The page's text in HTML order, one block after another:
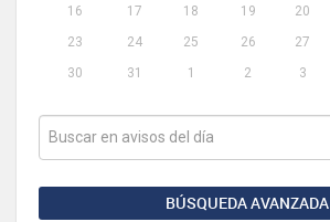
16
17 18 19 20
23
24 25 26 27
30
31 1 2 3
BÚSQUEDA AVANZADA